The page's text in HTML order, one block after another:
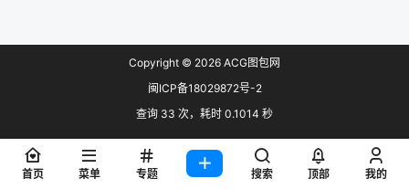
Copyright © 2026 ACG图包网
闽ICP备18029872号-2
查询 33 次，耗时 0.1014 秒
首页 菜单 专题 搜索 顶部 我的